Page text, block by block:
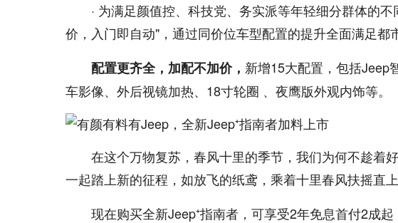
· 为满足颜值控、科技党、务实派等年轻细分群体的
价，入门即自动"，通过同价位车型配置的提升全面满足都
配置更齐全，加配不加价， 新增15大配置，包括Jeep
车影像、外后视镜加热、18寸轮圈 、夜鹰版外观内饰等。
在这个万物复苏，春风十里的季节，我们为何不趁着
一起踏上新的征程，如放飞的纸鸢，乘着十里春风扶摇直上
现在购买全新Jeep⁺指南者，可享受2年免息首付2成